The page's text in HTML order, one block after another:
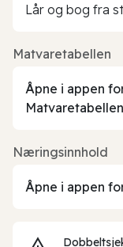
Lår og bog fra
Matvaretabellen
Åpne i appen
Næringsinnhold
Åpne i appen